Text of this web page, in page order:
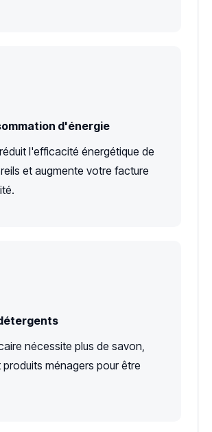
d'énergie
l'efficacité énergétique de
et augmente votre facture
nécessite plus de savon,
produits ménagers pour être